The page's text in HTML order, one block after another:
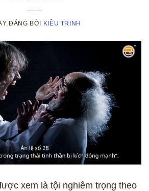
ĐĂNG BỞI KIỀU TRINH
xem là tội nghiêm trọng theo